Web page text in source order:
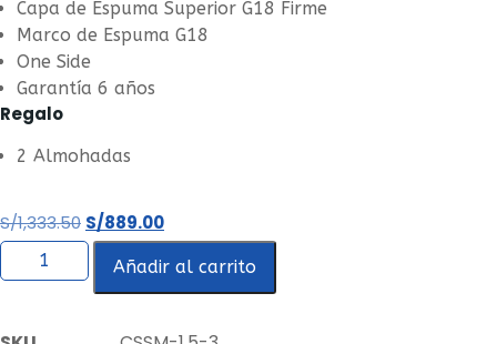
Capa de Espuma Superior G18 Firme
Marco de Espuma G18
One Side
Garantía 6 años
Regalo
2 Almohadas
S/1,333.50 S/889.00
Añadir al carrito